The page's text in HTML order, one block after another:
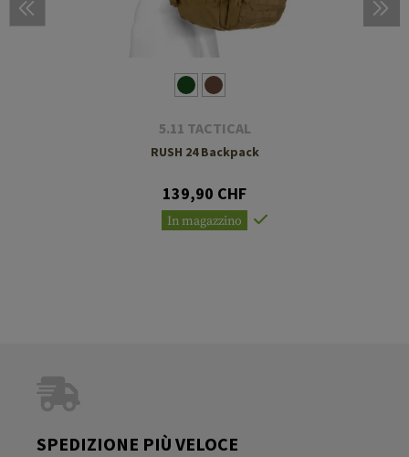
5.11 TACTICAL
RUSH 24 Backpack
139,90 CHF
In magazzino
SPEDIZIONE PIÙ VELOCE